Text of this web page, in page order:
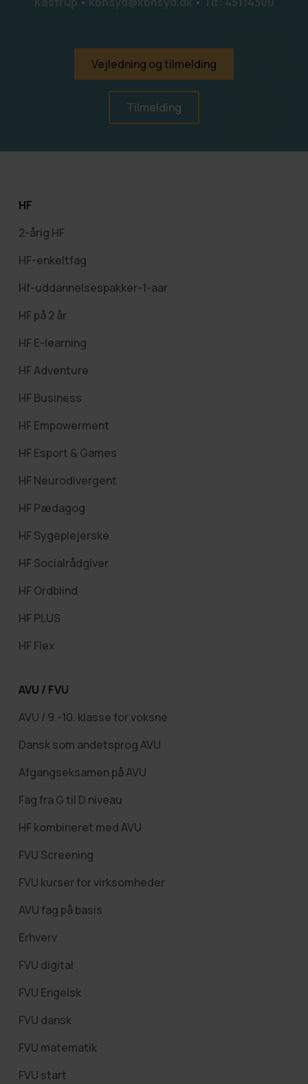
Vejledning og tilmelding
Tilmelding
HF
2-årig HF
HF-enkeltfag
Hf-uddannelsespakker-1-aar
HF på 2 år
HF E-learning
HF Adventure
HF Business
HF Empowerment
HF Esport & Games
HF Neurodivergent
HF Pædagog
HF Sygeplejerske
HF Socialrådgiver
HF Ordblind
HF PLUS
HF Flex
AVU / FVU
AVU / 9.-10. klasse for voksne
Dansk som andetsprog AVU
Afgangseksamen på AVU
Fag fra G til D niveau
HF kombineret med AVU
FVU Screening
FVU kurser for virksomheder
AVU fag på basis
Erhverv
FVU digital
FVU Engelsk
FVU dansk
FVU matematik
FVU start